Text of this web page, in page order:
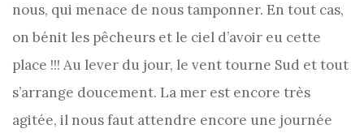
nous, qui menace de nous tamponner. En tout cas,
on bénit les pêcheurs et le ciel d’avoir eu cette
place !!! Au lever du jour, le vent tourne Sud et tout
s’arrange doucement. La mer est encore très
agitée, il nous faut attendre encore une journée